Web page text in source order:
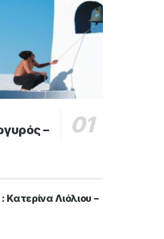
–
Κατερίνα Λιόλιου –